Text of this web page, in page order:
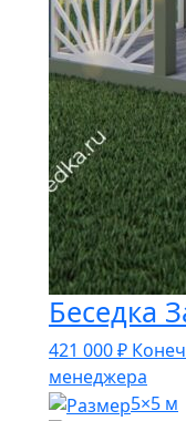
Беседка
421 000₽
менеджера
5×5 м